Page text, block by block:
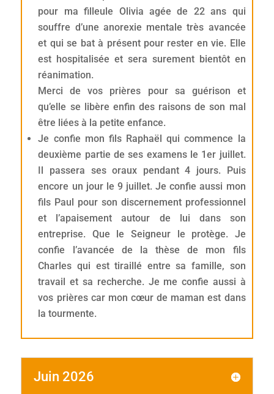
pour ma filleule Olivia agée de 22 ans qui
souffre d’une anorexie mentale très avancée
et qui se bat à présent pour rester en vie. Elle
est hospitalisée et sera surement bientôt en
réanimation.
Merci de vos prières pour sa guérison et
qu’elle se libère enfin des raisons de son mal
être liées à la petite enfance.
Je confie mon fils Raphaël qui commence la
deuxième partie de ses examens le 1er juillet.
Il passera ses oraux pendant 4 jours. Puis
encore un jour le 9 juillet. Je confie aussi mon
fils Paul pour son discernement professionnel
et l’apaisement autour de lui dans son
entreprise. Que le Seigneur le protège. Je
confie l’avancée de la thèse de mon fils
Charles qui est tiraillé entre sa famille, son
travail et sa recherche. Je me confie aussi à
vos prières car mon cœur de maman est dans
la tourmente.
Juin 2026